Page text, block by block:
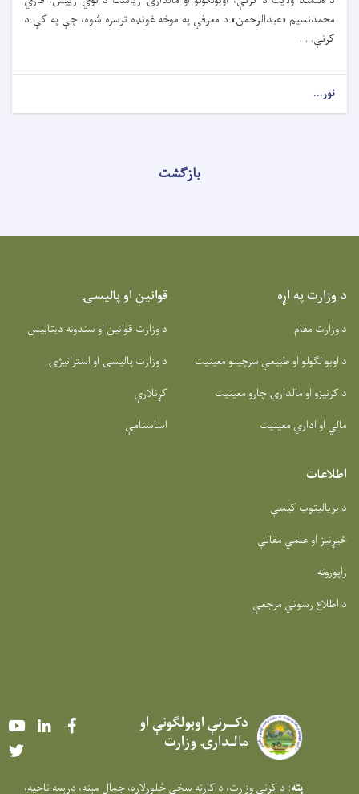
محمدنسیم «عبدالرحمن» د معرفي په موخه غونډه ترسره شوه، چې په کې د
کرنې. . .
نور...
بازگشت
د وزارت په اړه
د وزارت مقام
د اوبو لګولو او طبیعي سرچینو معینیت
د کرنیزو او مالدارۍ چارو معینیت
مالي او اداري معینیت
قوانین او پالیسۍ
د وزارت قوانین او سندونه دیتابیس
د وزارت پالیسۍ او استراتیژۍ
کړنلارې
اساسنامې
اطلاعات
د بریالیتوب کیسې
ځیړنیز او علمي مقالې
راپورونه
د اطلاع رسوني مرجعې
دکــرنې اوبولګونې او
مالـدارۍ وزارت
YoutubeLinkedIn
پته: د کرنې وزارت، د کارته سخي څلورلاره، جمال مېنه، درېمه ناحيه،